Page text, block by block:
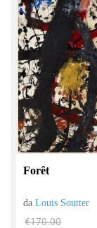
Forêt
daLouis Soutter
€170.00